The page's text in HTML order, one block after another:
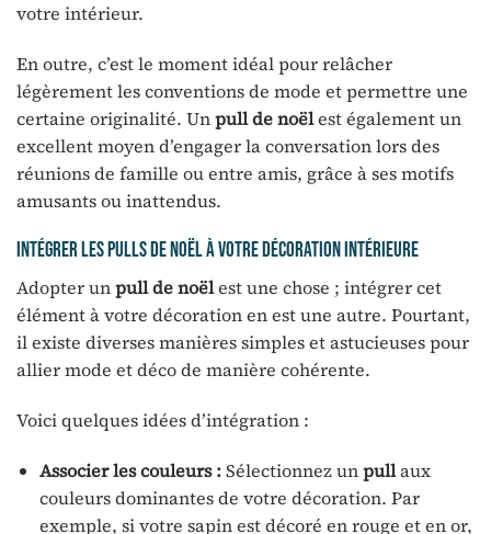
votre intérieur.
En outre, c’est le moment idéal pour relâcher
légèrement les conventions de mode et permettre une
certaine originalité. Unpull de noëlest également un
excellent moyen d’engager la conversation lors des
réunions de famille ou entre amis, grâce à ses motifs
amusants ou inattendus.
Intégrer les pulls de noël à votre décoration intérieure
Adopter unpull de noëlest une chose ; intégrer cet
élément à votre décoration en est une autre. Pourtant,
il existe diverses manières simples et astucieuses pour
allier mode et déco de manière cohérente.
Voici quelques idées d’intégration :
Associer les couleurs :Sélectionnez unpullaux
couleurs dominantes de votre décoration. Par
exemple, si votre sapin est décoré en rouge et en or,